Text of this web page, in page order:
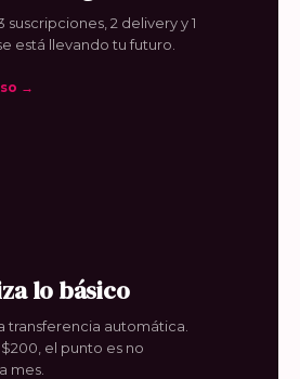
suscripciones, 2 delivery y 1
está llevando tu futuro.
→
lo básico
transferencia automática.
el punto es no
mes.